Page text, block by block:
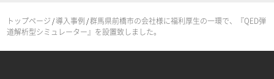
トップページ/導入事例/群馬県前橋市の会社様に福利厚生の一環で、『QED弾
道解析型シミュレーター』を設置致しました。